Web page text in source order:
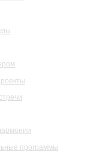
программы